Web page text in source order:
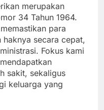
merupakan
34 Tahun 1964.
para
secara cepat,
Fokus kami
sakit, sekaligus
keluarga yang